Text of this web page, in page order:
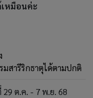
เหมือนค่ะ
มสารีริกธาตุได้ตามปกติ
ต.ค. - 7 พ.ย. 68